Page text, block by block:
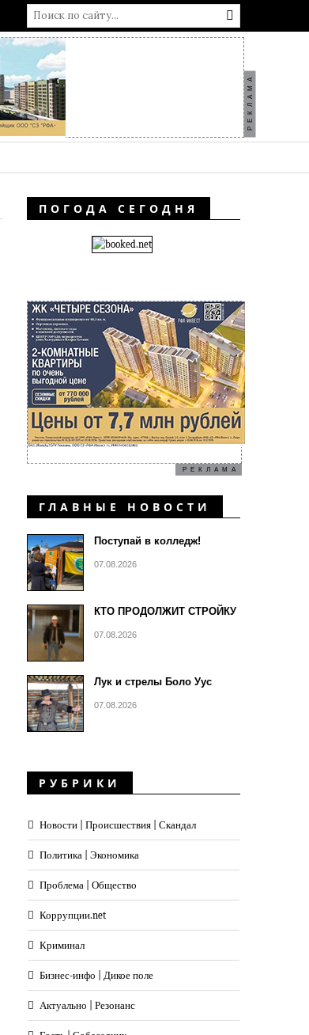
РЕКЛАМА
ПОГОДА СЕГОДНЯ
РЕКЛАМА
ГЛАВНЫЕ НОВОСТИ
Поступай в колледж!
07.08.2026
КТО ПРОДОЛЖИТ СТРОЙКУ
07.08.2026
Лук и стрелы Боло Уус
07.08.2026
РУБРИКИ
Новости | Происшествия | Скандал
Политика | Экономика
Проблема | Общество
Коррупции.net
Криминал
Бизнес-инфо | Дикое поле
Актуально | Резонанс